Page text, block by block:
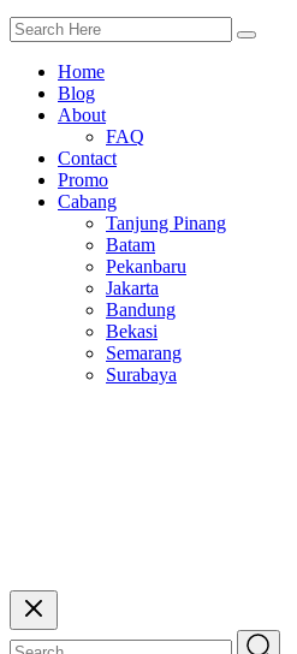
Home
Blog
About
FAQ
Contact
Promo
Cabang
Tanjung Pinang
Batam
Pekanbaru
Jakarta
Bandung
Bekasi
Semarang
Surabaya